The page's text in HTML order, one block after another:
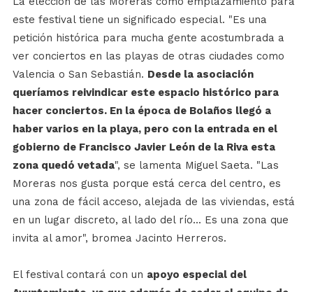
este festival tiene un significado especial. "Es una
petición histórica para mucha gente acostumbrada a
ver conciertos en las playas de otras ciudades como
Valencia o San Sebastián. Desde la asociación
queríamos reivindicar este espacio histórico para
hacer conciertos. En la época de Bolaños llegó a
haber varios en la playa, pero con la entrada en el
gobierno de Francisco Javier León de la Riva esta
zona quedó vetada", se lamenta Miguel Saeta. "Las
Moreras nos gusta porque está cerca del centro, es
una zona de fácil acceso, alejada de las viviendas, está
en un lugar discreto, al lado del río... Es una zona que
invita al amor", bromea Jacinto Herreros.
El festival contará con un apoyo especial del